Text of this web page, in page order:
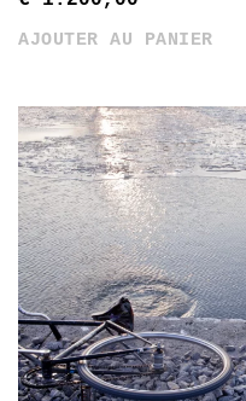
AJOUTER AU PANIER